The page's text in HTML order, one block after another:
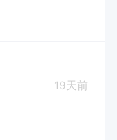
19天前